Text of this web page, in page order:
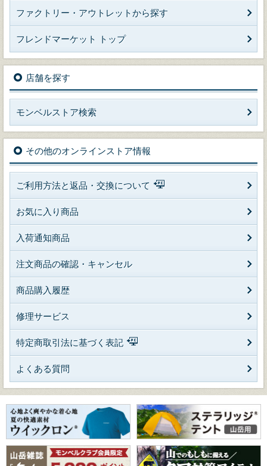
ファクトリー・アウトレットから探す
フレンドマーケット トップ
店舗を探す
モンベルストア検索
その他のオンラインストア情報
ご利用方法と返品・交換について
お気に入り商品
入荷通知商品
注文商品の確認・キャンセル
商品購入履歴
修理サービス
特定商取引法に基づく表記
よくある質問